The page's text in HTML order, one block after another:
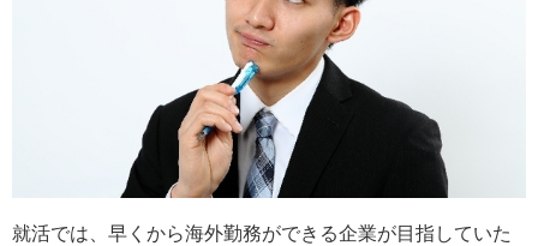
就活では、早くから海外勤務ができる企業が目指していた